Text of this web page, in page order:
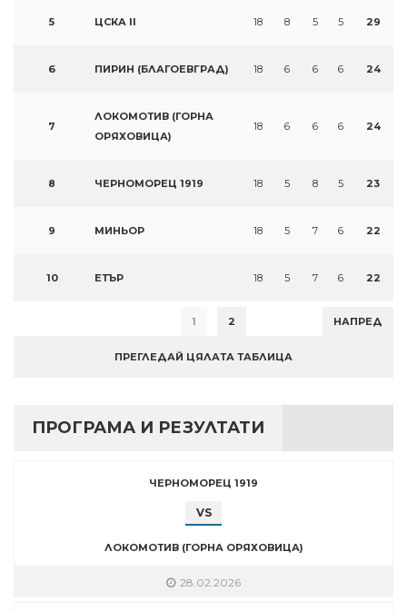
5 ЦСКА II 18 8 5 5 29
6 ПИРИН (БЛАГОЕВГРАД) 18 6 6 6 24
7
ЛОКОМОТИВ (ГОРНА
ОРЯХОВИЦА)
18 6 6 6 24
8 ЧЕРНОМОРЕЦ 1919 18 5 8 5 23
9 МИНЬОР 18 5 7 6 22
10 ЕТЪР 18 5 7 6 22
1 2 НАПРЕД
ПРЕГЛЕДАЙ ЦЯЛАТА ТАБЛИЦА
ПРОГРАМА И РЕЗУЛТАТИ
ЧЕРНОМОРЕЦ 1919
VS
ЛОКОМОТИВ (ГОРНА ОРЯХОВИЦА)
28.02.2026